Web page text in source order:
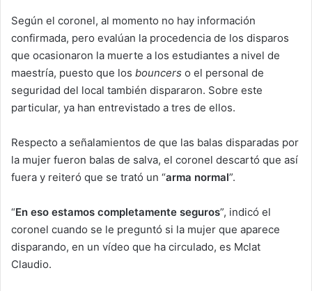
Según el coronel, al momento no hay información
confirmada, pero evalúan la procedencia de los disparos
que ocasionaron la muerte a los estudiantes a nivel de
maestría, puesto que los bouncers o el personal de
seguridad del local también dispararon. Sobre este
particular, ya han entrevistado a tres de ellos.
Respecto a señalamientos de que las balas disparadas por
la mujer fueron balas de salva, el coronel descartó que así
fuera y reiteró que se trató un “arma normal”.
“En eso estamos completamente seguros”, indicó el
coronel cuando se le preguntó si la mujer que aparece
disparando, en un vídeo que ha circulado, es Mclat
Claudio.